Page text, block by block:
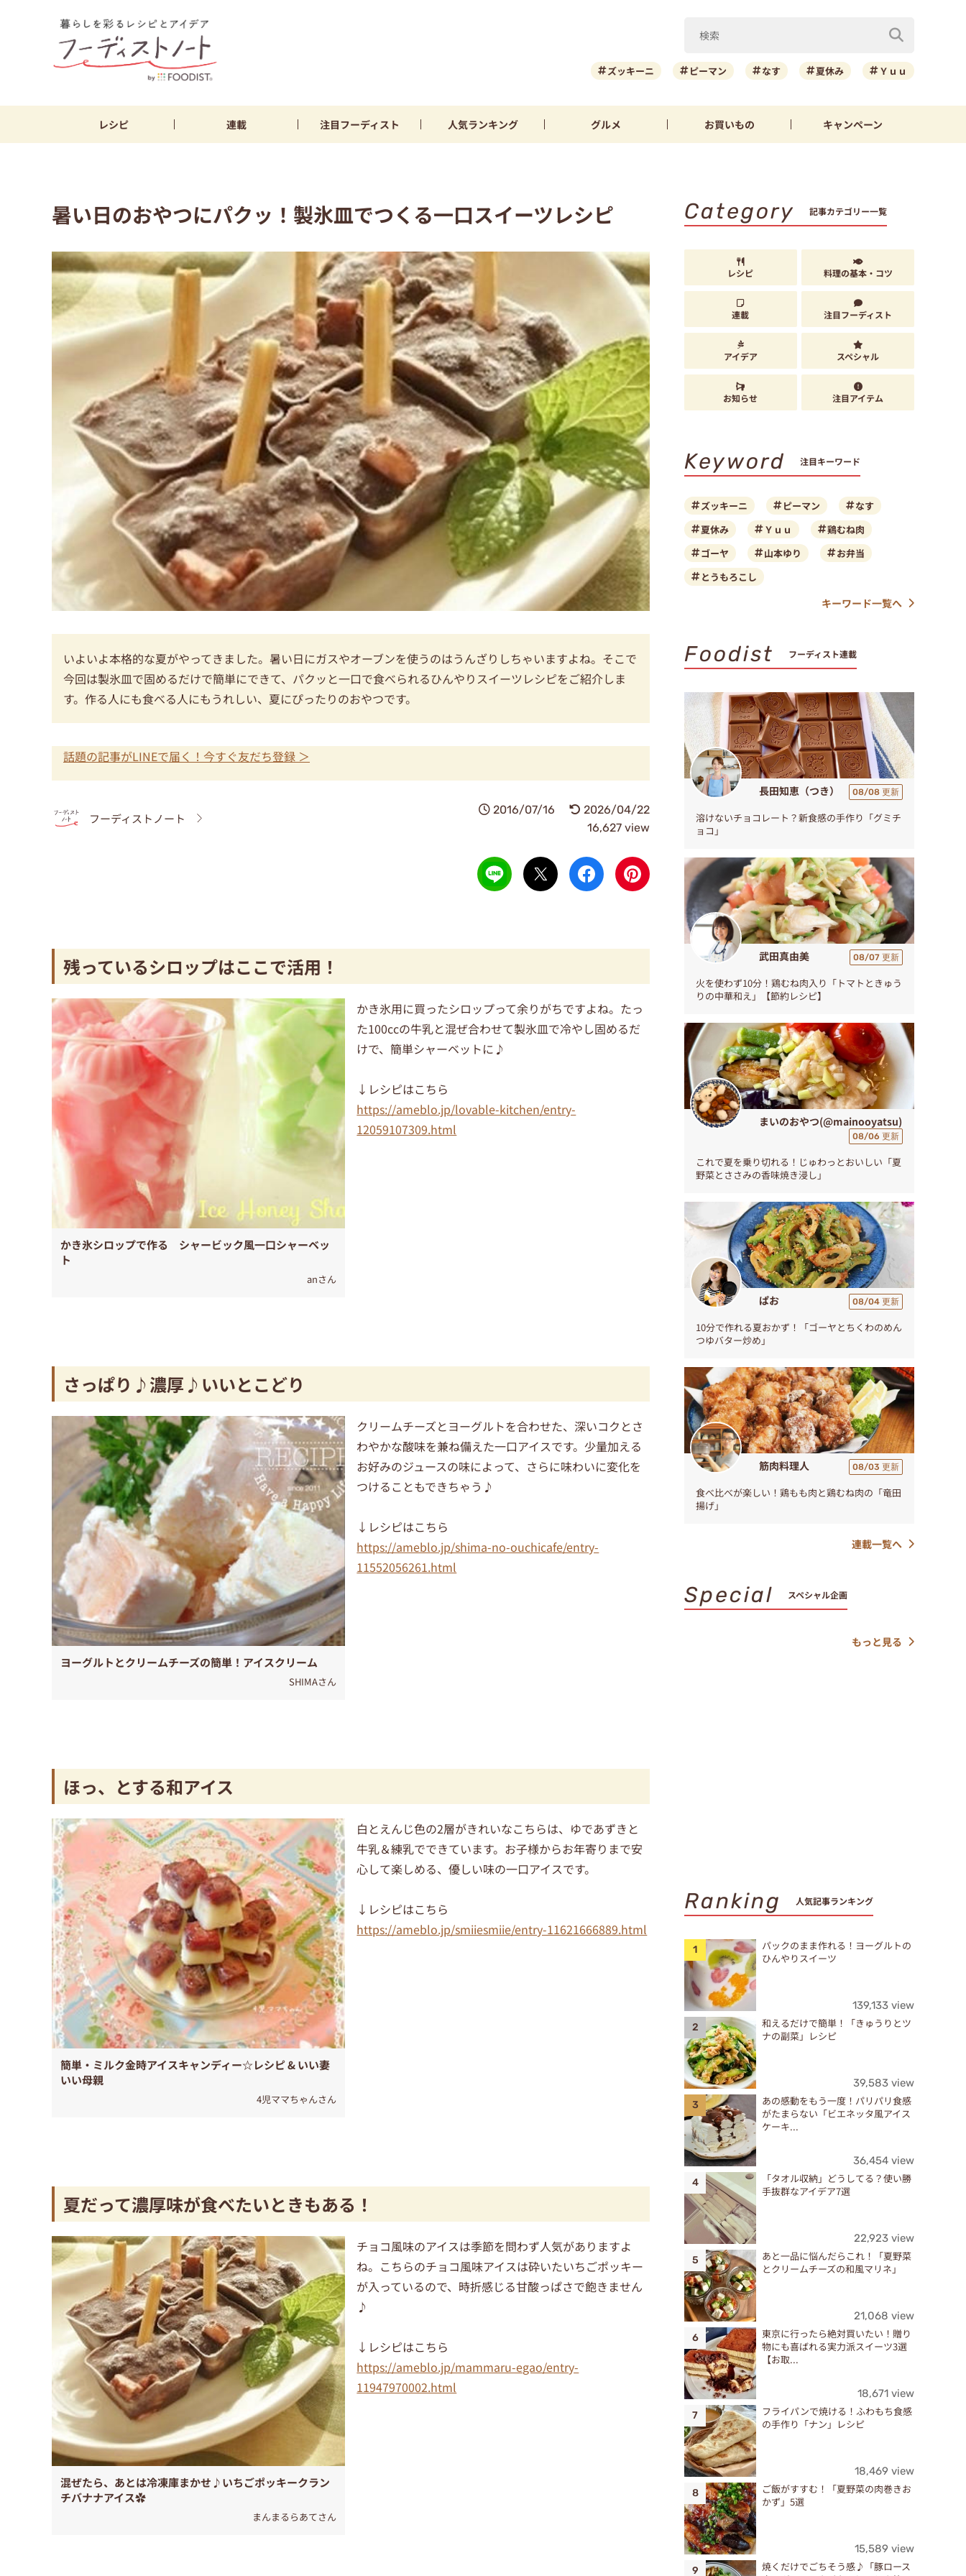
ズッキーニ ピーマン なす 夏休み Ｙｕｕ
レシピ 連載 注目フーディスト 人気ランキング グルメ お買いもの キャンペーン
暑い日のおやつにパクッ！製氷皿でつくる一口スイーツレシピ
いよいよ本格的な夏がやってきました。暑い日にガスやオーブンを使うのはうんざりしちゃいますよね。そこで
今回は製氷皿で固めるだけで簡単にできて、パクッと一口で食べられるひんやりスイーツレシピをご紹介しま
す。作る人にも食べる人にもうれしい、夏にぴったりのおやつです。
話題の記事がLINEで届く！今すぐ友だち登録 ＞
フーディストノート
2016/07/16
2026/04/22
16,627 view
残っているシロップはここで活用！
かき氷シロップで作る シャービック風一口シャーベッ
ト
anさん
かき氷用に買ったシロップって余りがちですよね。たっ
た100ccの牛乳と混ぜ合わせて製氷皿で冷やし固めるだ
けで、簡単シャーベットに♪
↓レシピはこちら
https://ameblo.jp/lovable-kitchen/entry-
12059107309.html
さっぱり♪濃厚♪いいとこどり
ヨーグルトとクリームチーズの簡単！アイスクリーム
SHIMAさん
クリームチーズとヨーグルトを合わせた、深いコクとさ
わやかな酸味を兼ね備えた一口アイスです。少量加える
お好みのジュースの味によって、さらに味わいに変化を
つけることもできちゃう♪
↓レシピはこちら
https://ameblo.jp/shima-no-ouchicafe/entry-
11552056261.html
ほっ、とする和アイス
簡単・ミルク金時アイスキャンディー☆レシピ & いい妻
いい母親
4児ママちゃんさん
白とえんじ色の2層がきれいなこちらは、ゆであずきと
牛乳＆練乳でできています。お子様からお年寄りまで安
心して楽しめる、優しい味の一口アイスです。
↓レシピはこちら
https://ameblo.jp/smiiesmiie/entry-11621666889.html
夏だって濃厚味が食べたいときもある！
混ぜたら、あとは冷凍庫まかせ♪いちごポッキークラン
チバナナアイス✿
まんまるらあてさん
チョコ風味のアイスは季節を問わず人気がありますよ
ね。こちらのチョコ風味アイスは砕いたいちごポッキー
が入っているので、時折感じる甘酸っぱさで飽きません
♪
↓レシピはこちら
https://ameblo.jp/mammaru-egao/entry-
11947970002.html
Category 記事カテゴリー一覧
レシピ 料理の基本・コツ
連載 注目フーディスト
アイデア スペシャル
お知らせ 注目アイテム
Keyword 注目キーワード
ズッキーニ ピーマン
なす
夏休み
Ｙｕｕ
鶏むね肉
ゴーヤ
山本ゆり
お弁当
とうもろこし
キーワード一覧へ
Foodist フーディスト連載
長田知恵（つき） 08/08 更新
溶けないチョコレート？新食感の手作り「グミチ
ョコ」
武田真由美 08/07 更新
火を使わず10分！鶏むね肉入り「トマトときゅう
りの中華和え」【節約レシピ】
まいのおやつ(@mainooyatsu)
08/06 更新
これで夏を乗り切れる！じゅわっとおいしい「夏
野菜とささみの香味焼き浸し」
ぱお 08/04 更新
10分で作れる夏おかず！「ゴーヤとちくわのめん
つゆバター炒め」
筋肉料理人 08/03 更新
食べ比べが楽しい！鶏もも肉と鶏むね肉の「竜田
揚げ」
連載一覧へ
Special スペシャル企画
もっと見る
Ranking 人気記事ランキング
パックのまま作れる！ヨーグルトの
ひんやりスイーツ
139,133 view
和えるだけで簡単！「きゅうりとツ
ナの副菜」レシピ
39,583 view
あの感動をもう一度！パリパリ食感
がたまらない「ビエネッタ風アイス
ケーキ...
36,454 view
「タオル収納」どうしてる？使い勝
手抜群なアイデア7選
22,923 view
あと一品に悩んだらこれ！「夏野菜
とクリームチーズの和風マリネ」
21,068 view
東京に行ったら絶対買いたい！贈り
物にも喜ばれる実力派スイーツ3選
【お取...
18,671 view
フライパンで焼ける！ふわもち食感
の手作り「ナン」レシピ
18,469 view
ご飯がすすむ！「夏野菜の肉巻きお
かず」5選
15,589 view
焼くだけでごちそう感♪「豚ロース